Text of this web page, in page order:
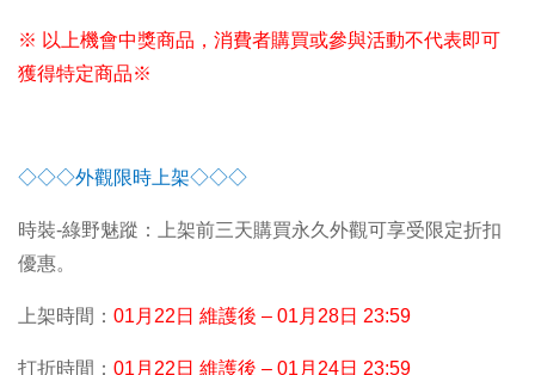
※ 以上機會中獎商品，消費者購買或參與活動不代表即可
獲得特定商品※
◇◇◇外觀限時上架◇◇◇
時裝-綠野魅蹤：上架前三天購買永久外觀可享受限定折扣
優惠。
上架時間： 01 月22日 維護後 – 01月28日 23:59
打折時間： 01 月22日 維護後 – 01月24日 23:59